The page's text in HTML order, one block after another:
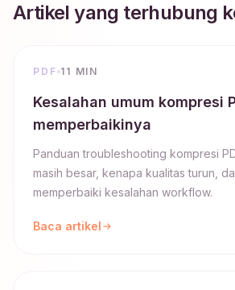
Artikel yang terhubung
PDF 11 MIN
Kesalahan umum kompresi
memperbaikinya
Panduan troubleshooting kompresi
masih besar, kenapa kualitas turun,
memperbaiki kesalahan workflow.
Baca artikel